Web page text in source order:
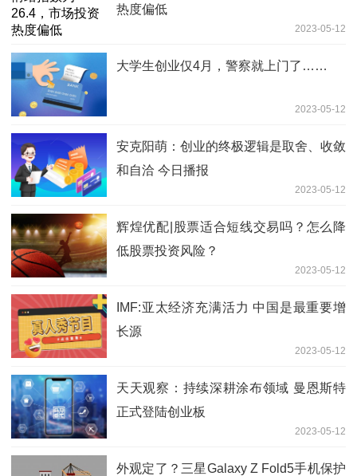
热度偏低
2023-05-12
大学生创业仅4月，警察就上门了……
2023-05-12
安克阳萌：创业的终极逻辑是取舍、收敛
和自洽 今日播报
2023-05-12
辉煌优配|股票适合短线交易吗？怎么降
低股票投资风险？
2023-05-12
IMF:亚太经济充满活力 中国是最重要增
长源
2023-05-12
天天观察：持续深耕涂布领域 曼恩斯特
正式登陆创业板
2023-05-12
外观定了？三星Galaxy Z Fold5手机保护